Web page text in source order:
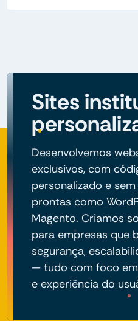
Sites
Desenvolvemos
exclusivos, com
personalizado e
prontas como
Magento. Criamos
para empresas que
segurança,
— tudo com foco em
e experiência do